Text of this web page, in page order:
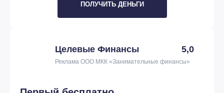
ПОЛУЧИТЬ ДЕНЬГИ
Целевые Финансы 5,0
Реклама ООО МКК «Занимательные финансы»